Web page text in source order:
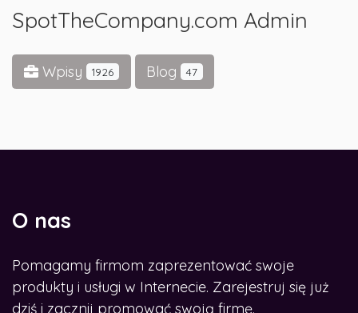
SpotTheCompany.com Admin
Wpisy 1926 Blog 47
O nas
Pomagamy firmom zaprezentować swoje
produkty i usługi w Internecie. Zarejestruj się już
dziś i zacznij promować swoją firmę.